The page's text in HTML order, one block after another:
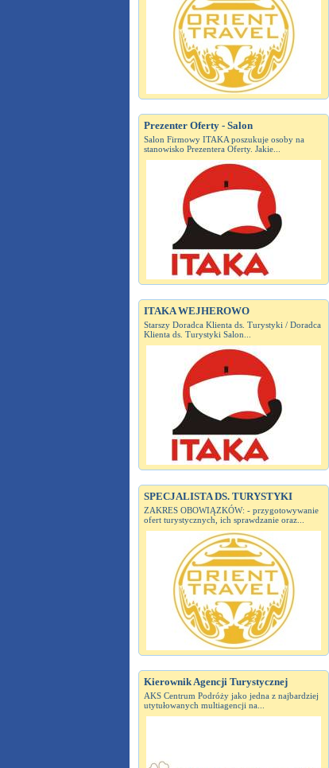
Prezenter Oferty - Salon
Salon Firmowy ITAKA poszukuje osoby na
stanowisko Prezentera Oferty. Jakie...
ITAKA WEJHEROWO
Starszy Doradca Klienta ds. Turystyki / Doradca
Klienta ds. Turystyki Salon...
SPECJALISTA DS. TURYSTYKI
ZAKRES OBOWIĄZKÓW: - przygotowywanie
ofert turystycznych, ich sprawdzanie oraz...
Kierownik Agencji Turystycznej
AKS Centrum Podróży jako jedna z najbardziej
utytułowanych multiagencji na...